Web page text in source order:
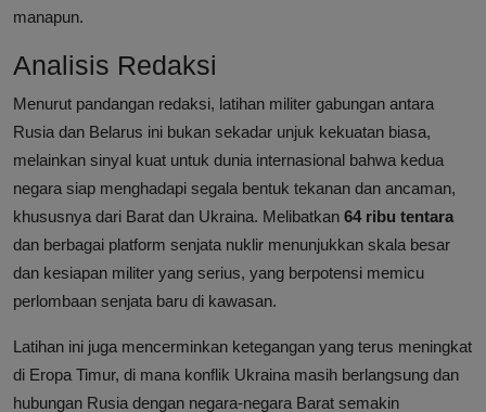
manapun.
Analisis Redaksi
Menurut pandangan redaksi, latihan militer gabungan antara
Rusia dan Belarus ini bukan sekadar unjuk kekuatan biasa,
melainkan sinyal kuat untuk dunia internasional bahwa kedua
negara siap menghadapi segala bentuk tekanan dan ancaman,
khususnya dari Barat dan Ukraina. Melibatkan 64 ribu tentara
dan berbagai platform senjata nuklir menunjukkan skala besar
dan kesiapan militer yang serius, yang berpotensi memicu
perlombaan senjata baru di kawasan.
Latihan ini juga mencerminkan ketegangan yang terus meningkat
di Eropa Timur, di mana konflik Ukraina masih berlangsung dan
hubungan Rusia dengan negara-negara Barat semakin